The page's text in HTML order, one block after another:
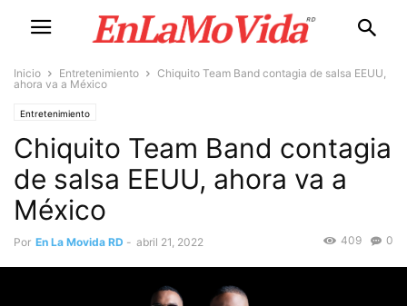
Inicio Entretenimiento
Chiquito Team Band contagia de salsa EEUU,
ahora va a México
Entretenimiento
Chiquito Team Band contagia
de salsa EEUU, ahora va a
México
Por En La Movida RD - abril 21, 2022 0
409